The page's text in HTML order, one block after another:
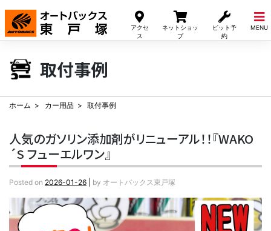
アクセ
ス
ネットショッ
プ
ピット予
約
MENU
Skip
content
取付事例
ホーム カー用品 取付事例
人気のガソリン添加剤がリニューアル！！『WAKO
´S フューエルワン』
Posted on 2026-01-26 by オートバックス東戸塚